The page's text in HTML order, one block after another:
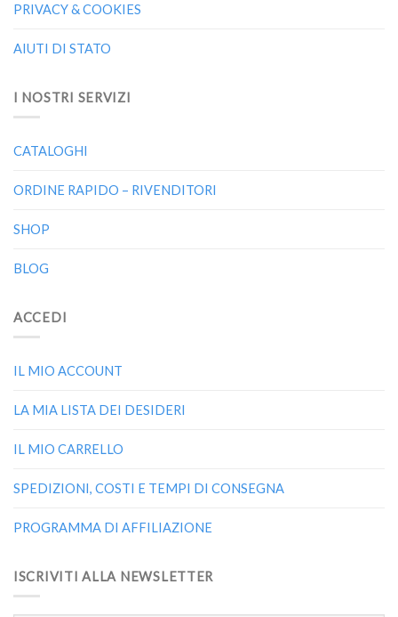
PRIVACY & COOKIES
AIUTI DI STATO
I NOSTRI SERVIZI
CATALOGHI
ORDINE RAPIDO – RIVENDITORI
SHOP
BLOG
ACCEDI
IL MIO ACCOUNT
LA MIA LISTA DEI DESIDERI
IL MIO CARRELLO
SPEDIZIONI, COSTI E TEMPI DI CONSEGNA
PROGRAMMA DI AFFILIAZIONE
ISCRIVITI ALLA NEWSLETTER